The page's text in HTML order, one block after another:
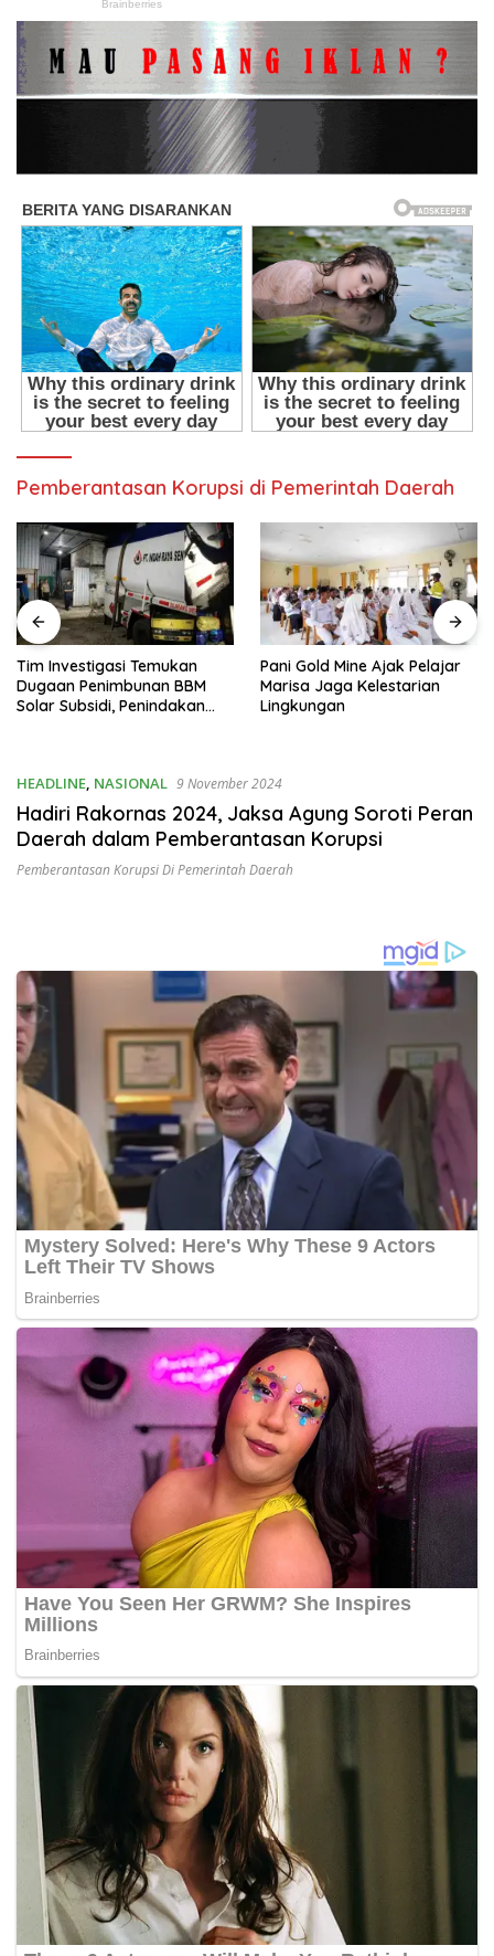
Pemberantasan Korupsi di Pemerintah Daerah
Tim Investigasi Temukan
Dugaan Penimbunan BBM
Solar Subsidi, Penindakan
Pani Gold Mine Ajak Pelajar
Marisa Jaga Kelestarian
Lingkungan
HEADLINE, NASIONAL 9 November 2024
Hadiri Rakornas 2024, Jaksa Agung Soroti Peran
Daerah dalam Pemberantasan Korupsi
Pemberantasan Korupsi Di Pemerintah Daerah